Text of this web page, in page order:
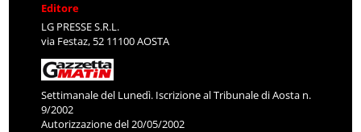
Editore
LG PRESSE S.R.L.
via Festaz, 52 11100 AOSTA
Settimanale del Lunedì. Iscrizione al Tribunale di Aosta n.
9/2002
Autorizzazione del 20/05/2002